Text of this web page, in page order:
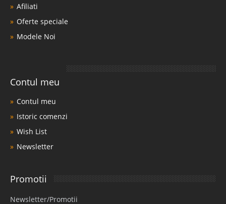
Afiliati
Oferte speciale
Modele Noi
Contul meu
Contul meu
Istoric comenzi
Wish List
Newsletter
Promotii
Newsletter/Promotii